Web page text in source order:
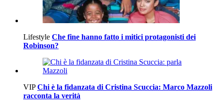
Lifestyle Che fine hanno fatto i mitici protagonisti dei
Robinson?
VIP Chi è la fidanzata di Cristina Scuccia: Marco Mazzoli
racconta la verità